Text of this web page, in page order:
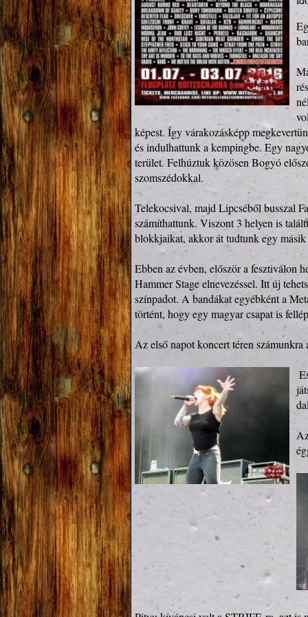
képest. Így várakozásképp
és indulhattunk a kempingbe. Egy
terület. Felhúztuk közösen Bogyó
szomszédokkal.
Telekocsival, majd Lipcséből busszal
számíthattunk. Viszont 3 helyen is
blokkjaikat, akkor át tudtunk egy
Ebben az évben, először a fesztiválon
Hammer Stage elnevezéssel. Itt új
színpadot. A bandákat egyébként a
történt, hogy egy magyar csapat is
Az első napot koncert téren